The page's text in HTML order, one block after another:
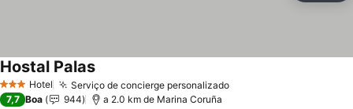
3 EstrelasHotel Serviço de concierge personalizado
Hostal Palas
7,7 Boa 944 a 2.0 km de Marina Coruña